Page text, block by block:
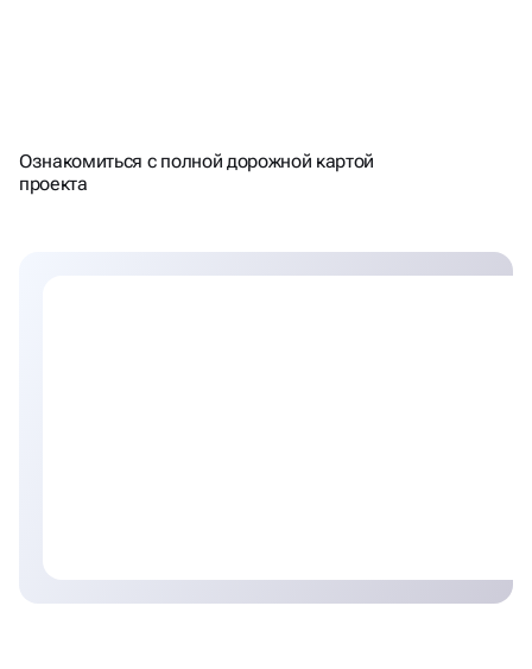
СЧИТАЕМ ПЛАН\ФАКТ
МЕСЯЦ. РАБОТАЕМ С KPI
Ознакомиться с полной дорожной картой
проекта